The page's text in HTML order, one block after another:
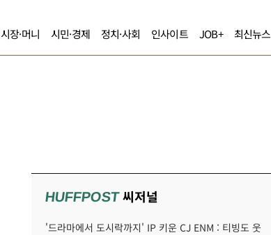
시장·머니 시민·경제 정치·사회 인사이트 JOB+ 최신뉴스
HUFFPOST씨저널
'드라마에서 도시락까지' IP 키운 CJ ENM : 티빙도 웃